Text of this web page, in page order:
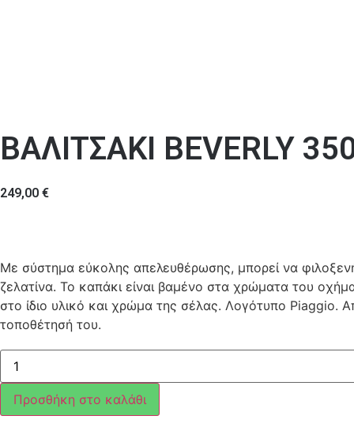
ΒΑΛΙΤΣΑΚΙ ΒEVERLY
249,00 €
Με σύστημα εύκολης απελευθέρωσης, μπορεί να
ζελατίνα. Το καπάκι είναι βαμένο στα χρώματα του
στο ίδιο υλικό και χρώμα της σέλας. Λογότυπο Piaggio.
τοποθέτησή του.
ΒΑΛΙΤΣΑΚΙ
ΒEVERLY
350
37L
ΜΑΥΡΟ
90/B
Προσθήκη στο καλάθι